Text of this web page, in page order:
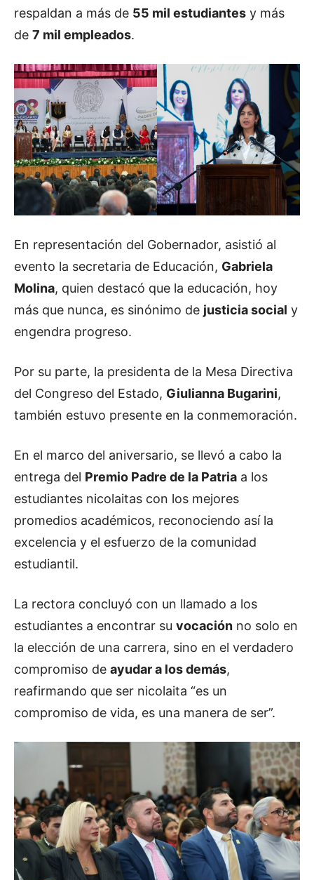
respaldan a más de 55 mil estudiantes y más
de 7 mil empleados.
En representación del Gobernador, asistió al
evento la secretaria de Educación, Gabriela
Molina, quien destacó que la educación, hoy
más que nunca, es sinónimo de justicia social y
engendra progreso.
Por su parte, la presidenta de la Mesa Directiva
del Congreso del Estado, Giulianna Bugarini,
también estuvo presente en la conmemoración.
En el marco del aniversario, se llevó a cabo la
entrega del Premio Padre de la Patria a los
estudiantes nicolaitas con los mejores
promedios académicos, reconociendo así la
excelencia y el esfuerzo de la comunidad
estudiantil.
La rectora concluyó con un llamado a los
estudiantes a encontrar su vocación no solo en
la elección de una carrera, sino en el verdadero
compromiso de ayudar a los demás,
reafirmando que ser nicolaita “es un
compromiso de vida, es una manera de ser”.